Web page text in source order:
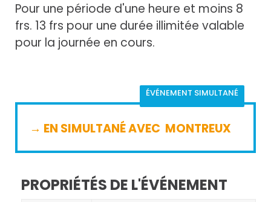
Pour une période d'une heure et moins 8
frs. 13 frs pour une durée illimitée valable
pour la journée en cours.
ÉVÉNEMENT SIMULTANÉ
→ EN SIMULTANÉ AVEC MONTREUX
PROPRIÉTÉS DE L'ÉVÉNEMENT